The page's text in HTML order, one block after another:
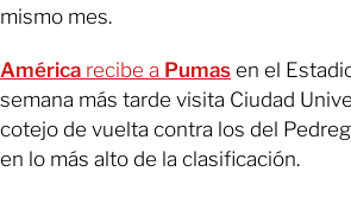
mismo mes.
América recibe a Pumas en el
semana más tarde visita Ciudad
cotejo de vuelta contra los del
en lo más alto de la clasificación.